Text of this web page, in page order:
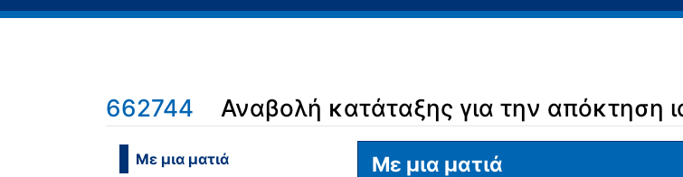
662744 Αναβολή κατάταξης για την απόκτηση
Μετάβαση σε: πλοήγηση
Με μια ματιά
Με μια ματιά